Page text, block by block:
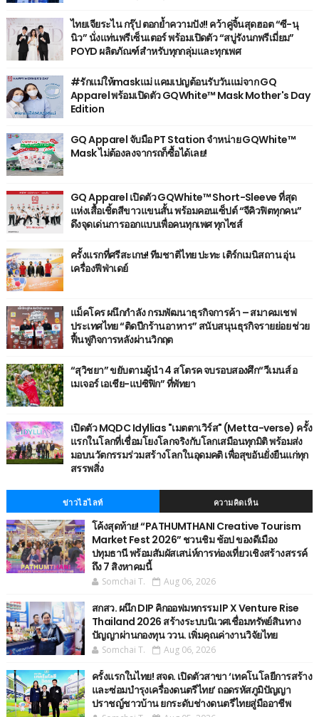
ไทยเจียระไน กรุ๊ป ตอกย้ำความปัง!! คว้าคู่จิ้นสุดฮอต “ซี-นุ
นิว” นั่งแท่นพรีเซ็นเตอร์ พร้อมเปิดตัว “สบู่รังนกพรีเมี่ยม”
POYD ผลิตภัณฑ์สำหรับทุกกลุ่มและทุกเพศ
#รักแม่ให้maskแม่ แคมเปญต้อนรับวันแม่จาก GQ
Apparel พร้อมเปิดตัว GQWhite™ Mask Mother's Day
Edition
GQ Apparel จับมือ PT Station จำหน่าย GQWhite™
Mask ไม่ต้องลงจากรถก็ซื้อได้เลย!
GQ Apparel เปิดตัว GQWhite™ Short-Sleeve ที่สุด
แห่งเสื้อเชิ้ตสีขาวแขนสั้น พร้อมคอนเซ็ปต์ “จีคิวฟิตทุกคน”
ดึงจุดเด่นการออกแบบเพื่อคนทุกเพศ ทุกไซส์
ครั้งแรกที่ศรีสะเกษ! ทีมชาติไทย ปะทะ เติร์กเมนิสถาน อุ่น
เครื่องฟีฟ่าเดย์
แม็คโคร ผนึกกำลัง กรมพัฒนาธุรกิจการค้า – สมาคมเชฟ
ประเทศไทย “ติดปีกร้านอาหาร” สนับสนุนธุรกิจรายย่อย ช่วย
ฟื้นฟูกิจการหลังผ่านวิกฤต
“สุวิชยา” ขยับตามผู้นำ 4 สโตรค จบรอบสองศึก“วีเมนส์ อ
เมเจอร์ เอเชีย-แปซิฟิก” ที่พัทยา
เปิดตัว MQDC Idyllias "เมตตาเวิร์ส" (Metta-verse) ครั้ง
แรกในโลกที่เชื่อมโยงโลกจริงกับโลกเสมือนทุกมิติ พร้อมส่ง
มอบนวัตกรรมร่วมสร้างโลกในอุดมคติ เพื่อสุขอันยั่งยืนแก่ทุก
สรรพสิ่ง
ข่าวไฮไลท์ ความคิดเห็น
โค้งสุดท้าย! “PATHUMTHANI Creative Tourism
Market Fest 2026” ชวนชิม ช้อป ของดีเมือง
ปทุมธานี พร้อมสัมผัสเสน่ห์การท่องเที่ยวเชิงสร้างสรรค์
ถึง 7 สิงหาคมนี้
Somchai T. Aug 06, 2026
สกสว. ผนึก DIP คิกออฟมหกรรม IP X Venture Rise
Thailand 2026 สร้างระบบนิเวศเชื่อมทรัพย์สินทาง
ปัญญาผ่านกองทุน ววน. เพิ่มคุณค่างานวิจัยไทย
Somchai T. Aug 06, 2026
ครั้งแรกในไทย! สจด. เปิดตัวสาขา ‘เทคโนโลยีการสร้าง
และซ่อมบำรุงเครื่องดนตรีไทย’ ​ถอดรหัสภูมิปัญญา
ปราชญ์ชาวบ้าน ยกระดับช่างดนตรีไทยสู่มืออาชีพ